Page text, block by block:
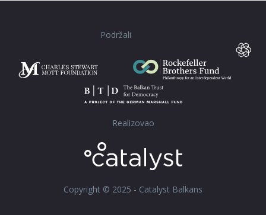
Podržali
Realizovao
Copyright © 2025 - Catalyst Balkans